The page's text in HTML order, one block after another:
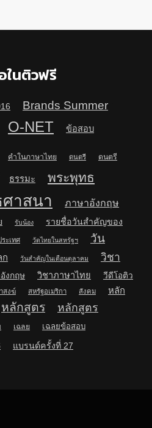
ในติวฟรี
Brands Summer
O-NET ข้อสอบ
คำในภาษาไทย ดนตรี ดนตรี
ธรรมะ
พระพุทธ
าสนา ภาษาอังกฤษ
รับน้อง
รายชื่อวันสำคัญของ
ะเทศ วัดไทยในสหรัฐฯ
วัน
ก วันสำคัญในเดือนตุลาคม
วิชา
งกฤษ วิชาภาษาไทย
วีดีโอติว
สงฆ์ สหรัฐอเมริกา สังคม
หลัก
หลักสูตร
หลักสูตร
เฉลย เฉลยข้อสอบ
แบรนด์ครั้งที่ 27